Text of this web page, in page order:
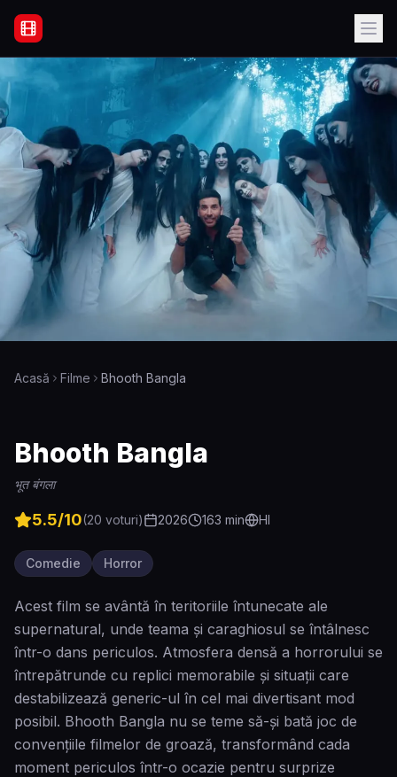
Filme Online Subtitrate - Acasă
Acasă Filme Bhooth Bangla
Bhooth Bangla
भूत बंगला
5.5/10(20 voturi) 2026 163 min HI
Comedie Horror
Acest film se avântă în teritoriile întunecate ale
supernatural, unde teama și caraghiosul se întâlnesc
într-o dans periculos. Atmosfera densă a horrorului se
întrepătrunde cu replici memorabile și situații care
destabilizează generic-ul în cel mai divertisant mod
posibil. Bhooth Bangla nu se teme să-și bată joc de
convențiile filmelor de groază, transformând cada
moment periculos într-o ocazie pentru surprize